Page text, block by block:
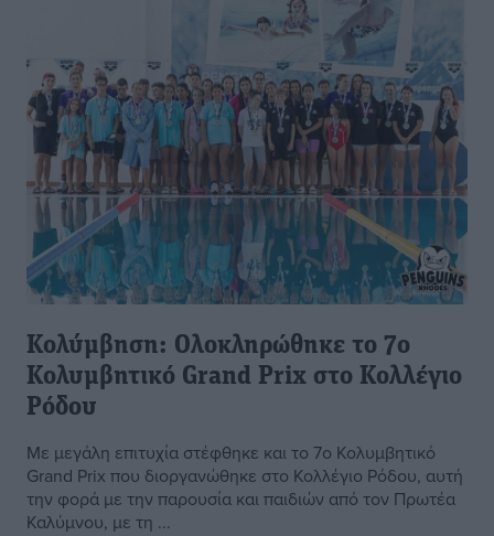
Κολύμβηση: Ολοκληρώθηκε το 7ο
Κολυμβητικό Grand Prix στο Κολλέγιο
Ρόδου
Με μεγάλη επιτυχία στέφθηκε και το 7ο Κολυμβητικό
Grand Prix που διοργανώθηκε στο Κολλέγιο Ρόδου, αυτή
την φορά με την παρουσία και παιδιών από τον Πρωτέα
Καλύμνου, με τη ...